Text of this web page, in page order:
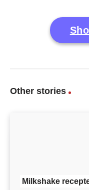
Other stories
Milkshake